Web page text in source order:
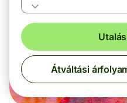
Átváltási